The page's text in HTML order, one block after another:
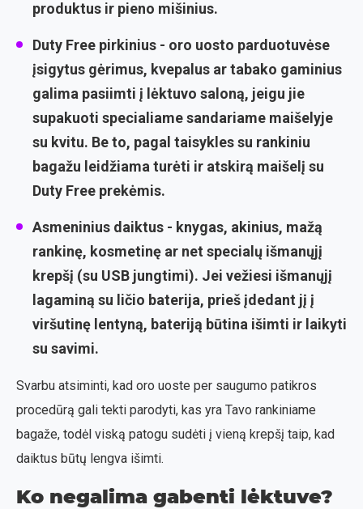
produktus ir pieno mišinius.
Duty Free pirkinius - oro uosto parduotuvėse
įsigytus gėrimus, kvepalus ar tabako gaminius
galima pasiimti į lėktuvo saloną, jeigu jie
supakuoti specialiame sandariame maišelyje
su kvitu. Be to, pagal taisykles su rankiniu
bagažu leidžiama turėti ir atskirą maišelį su
Duty Free prekėmis.
Asmeninius daiktus - knygas, akinius, mažą
rankinę, kosmetinę ar net specialų išmanųjį
krepšį (su USB jungtimi). Jei vežiesi išmanųjį
lagaminą su ličio baterija, prieš įdedant jį į
viršutinę lentyną, bateriją būtina išimti ir laikyti
su savimi.
Svarbu atsiminti, kad oro uoste per saugumo patikros
procedūrą gali tekti parodyti, kas yra Tavo rankiniame
bagaže, todėl viską patogu sudėti į vieną krepšį taip, kad
daiktus būtų lengva išimti.
Ko negalima gabenti lėktuve?